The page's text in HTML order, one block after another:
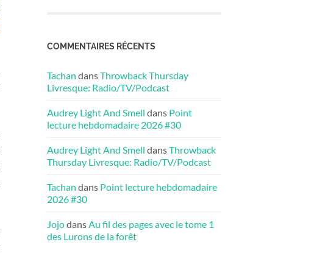
COMMENTAIRES RÉCENTS
Tachan dansThrowback Thursday
Livresque: Radio/TV/Podcast
Audrey Light And Smell dans Point
lecture hebdomadaire 2026 #30
Audrey Light And Smell dansThrowback
Thursday Livresque: Radio/TV/Podcast
Tachan dans Point lecture hebdomadaire
2026 #30
JojodansAu fil des pages avec le tome 1
des Lurons de la forêt